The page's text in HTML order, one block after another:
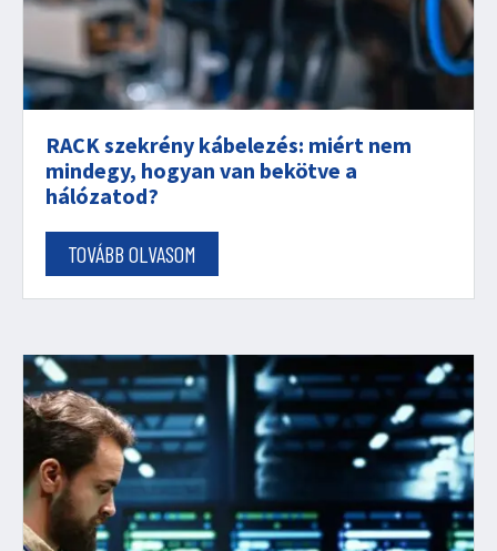
RACK szekrény kábelezés: miért nem
mindegy, hogyan van bekötve a
hálózatod?
TOVÁBB OLVASOM